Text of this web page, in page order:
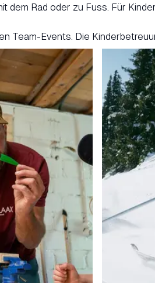
dem Rad oder zu Fuss. Für
Team-Events. Die